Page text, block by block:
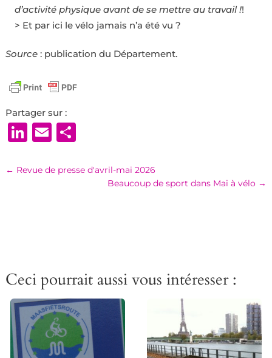
d’activité physique avant de se mettre au travail !!
> Et par ici le vélo jamais n’a été vu ?
Source: publication du Département.
Partager sur :
LinkedIn
EmailPartager
← Revue de presse d'avril-mai 2026
Beaucoup de sport dans Mai à vélo →
Ceci pourrait aussi vous intéresser :